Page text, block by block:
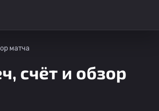
матча
счёт и обзор